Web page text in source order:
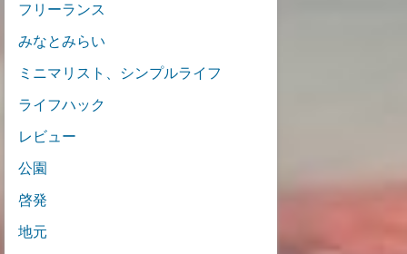
フリーランス
みなとみらい
ミニマリスト、シンプルライフ
ライフハック
レビュー
公園
啓発
地元